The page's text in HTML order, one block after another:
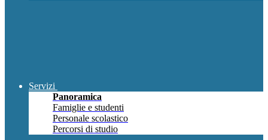
Servizi
Panoramica
Famiglie e studenti
Personale scolastico
Percorsi di studio